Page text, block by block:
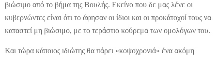
βιώσιμο από το βήμα της Βουλής. Εκείνο που δε μας λένε οι
κυβερνώντες είναι ότι το άφησαν οι ίδιοι και οι προκάτοχοί τους να
καταστεί μη βιώσιμο, με το τεράστιο κούρεμα των ομολόγων του.
Και τώρα κάποιος ιδιώτης θα πάρει «κοψοχρονιά» ένα ακόμη